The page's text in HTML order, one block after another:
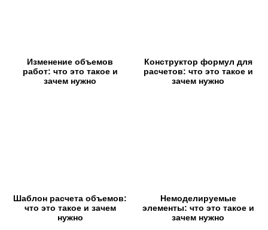
Изменение объемов
работ: что это такое и
зачем нужно
Конструктор формул для
расчетов: что это такое и
зачем нужно
Шаблон расчета объемов:
что это такое и зачем
нужно
Немоделируемые
элементы: что это такое и
зачем нужно